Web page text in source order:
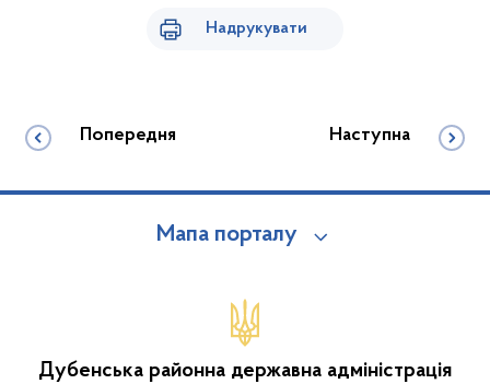
Надрукувати
Попередня Наступна
Мапа порталу
Дубенська районна державна адміністрація